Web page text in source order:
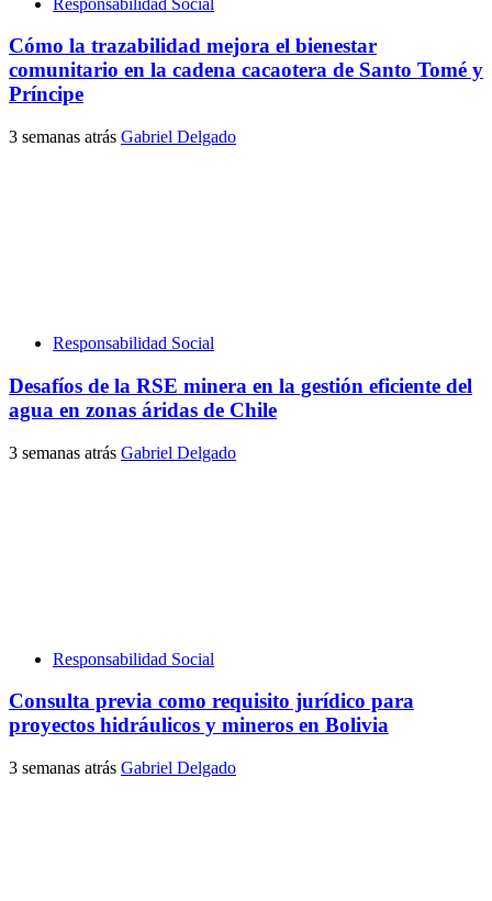
Cómo la trazabilidad mejora el bienestar
comunitario en la cadena cacaotera de Santo Tomé y
Príncipe
3 semanas atrás Gabriel Delgado
Responsabilidad Social
Desafíos de la RSE minera en la gestión eficiente del
agua en zonas áridas de Chile
3 semanas atrás Gabriel Delgado
Responsabilidad Social
Consulta previa como requisito jurídico para
proyectos hidráulicos y mineros en Bolivia
3 semanas atrás Gabriel Delgado